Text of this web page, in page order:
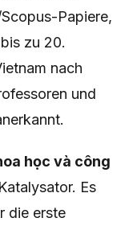
Papiere,
zu 20.
nach
und
học và công
Es
die erste